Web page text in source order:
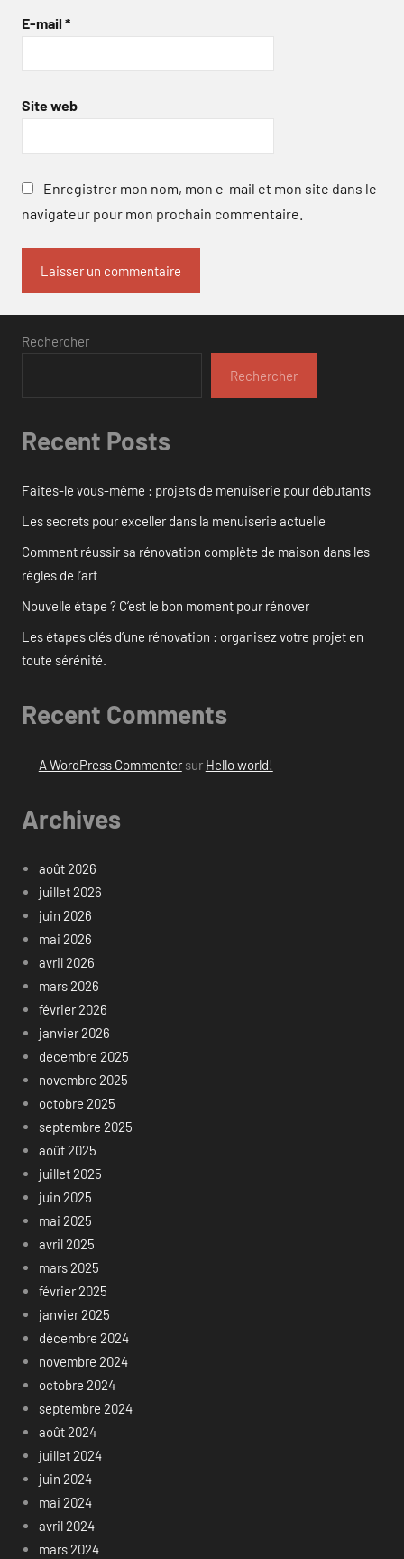
E-mail *
Site web
Enregistrer mon nom, mon e-mail et mon site dans le
navigateur pour mon prochain commentaire.
Rechercher
Rechercher
Recent Posts
Faites-le vous-même : projets de menuiserie pour débutants
Les secrets pour exceller dans la menuiserie actuelle
Comment réussir sa rénovation complète de maison dans les
règles de l’art
Nouvelle étape ? C’est le bon moment pour rénover
Les étapes clés d’une rénovation : organisez votre projet en
toute sérénité.
Recent Comments
A WordPress Commentersur Hello world!
Archives
août 2026
juillet 2026
juin 2026
mai 2026
avril 2026
mars 2026
février 2026
janvier 2026
décembre 2025
novembre 2025
octobre 2025
septembre 2025
août 2025
juillet 2025
juin 2025
mai 2025
avril 2025
mars 2025
février 2025
janvier 2025
décembre 2024
novembre 2024
octobre 2024
septembre 2024
août 2024
juillet 2024
juin 2024
mai 2024
avril 2024
mars 2024